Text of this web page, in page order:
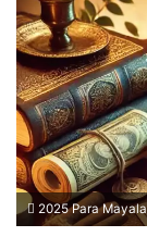
2025 Para